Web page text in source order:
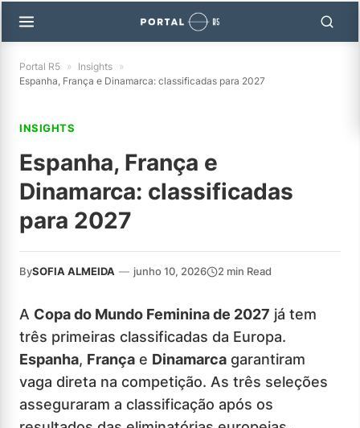
Portal R5 » Insights »
Espanha, França e Dinamarca: classificadas para 2027
INSIGHTS
Espanha, França e
Dinamarca: classificadas
para 2027
BySOFIA ALMEIDA — junho 10, 2026 2 min Read
A Copa do Mundo Feminina de 2027 já tem
três primeiras classificadas da Europa.
Espanha, França e Dinamarca garantiram
vaga direta na competição. As três seleções
asseguraram a classificação após os